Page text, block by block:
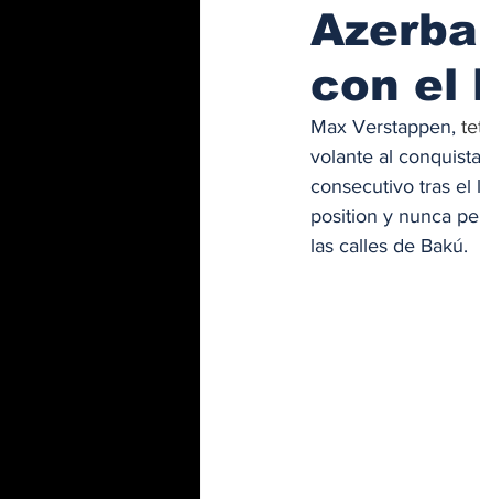
con el
Max Verstappen,
volante al
consecutivo tras el
position y nunca
las calles de Bakú.